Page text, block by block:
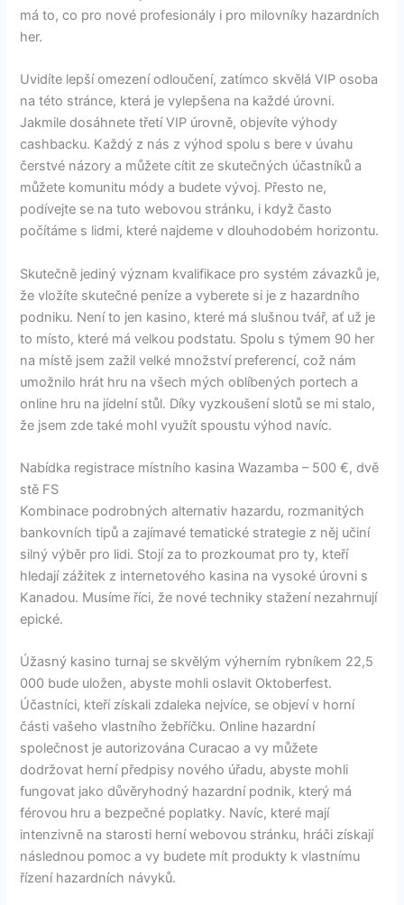
má to, co pro nové profesionály i pro milovníky hazardních
her.
Uvidíte lepší omezení odloučení, zatímco skvělá VIP osoba
na této stránce, která je vylepšena na každé úrovni.
Jakmile dosáhnete třetí VIP úrovně, objevíte výhody
cashbacku. Každý z nás z výhod spolu s bere v úvahu
čerstvé názory a můžete cítit ze skutečných účastníků a
můžete komunitu módy a budete vývoj. Přesto ne,
podívejte se na tuto webovou stránku, i když často
počítáme s lidmi, které najdeme v dlouhodobém horizontu.
Skutečně jediný význam kvalifikace pro systém závazků je,
že vložíte skutečné peníze a vyberete si je z hazardního
podniku. Není to jen kasino, které má slušnou tvář, ať už je
to místo, které má velkou podstatu. Spolu s týmem 90 her
na místě jsem zažil velké množství preferencí, což nám
umožnilo hrát hru na všech mých oblíbených portech a
online hru na jídelní stůl. Díky vyzkoušení slotů se mi stalo,
že jsem zde také mohl využít spoustu výhod navíc.
Nabídka registrace místního kasina Wazamba – 500 €, dvě
stě FS
Kombinace podrobných alternativ hazardu, rozmanitých
bankovních tipů a zajímavé tematické strategie z něj učiní
silný výběr pro lidi. Stojí za to prozkoumat pro ty, kteří
hledají zážitek z internetového kasina na vysoké úrovni s
Kanadou. Musíme říci, že nové techniky stažení nezahrnují
epické.
Úžasný kasino turnaj se skvělým výherním rybníkem 22,5
000 bude uložen, abyste mohli oslavit Oktoberfest.
Účastníci, kteří získali zdaleka nejvíce, se objeví v horní
části vašeho vlastního žebříčku. Online hazardní
společnost je autorizována Curacao a vy můžete
dodržovat herní předpisy nového úřadu, abyste mohli
fungovat jako důvěryhodný hazardní podnik, který má
férovou hru a bezpečné poplatky. Navíc, které mají
intenzivně na starosti herní webovou stránku, hráči získají
následnou pomoc a vy budete mít produkty k vlastnímu
řízení hazardních návyků.